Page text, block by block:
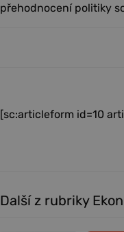
přehodnocení politiky
[sc:articleform id=10
Další z rubriky